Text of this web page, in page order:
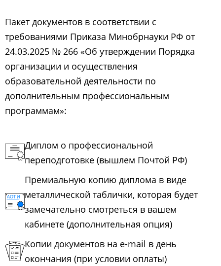
Пакет документов в соответствии с
требованиями Приказа Минобрнауки РФ от
24.03.2025 № 266 «Об утверждении Порядка
организации и осуществления
образовательной деятельности по
дополнительным профессиональным
программам»:
Диплом о профессиональной
переподготовке (вышлем Почтой РФ)
Премиальную копию диплома в виде
металлической таблички, которая будет
замечательно смотреться в вашем
кабинете (дополнительная опция)
Копии документов на e-mail в день
окончания (при условии оплаты)